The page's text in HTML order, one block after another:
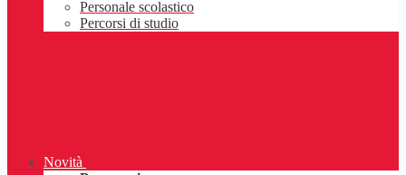
Personale scolastico
Percorsi di studio
Novità